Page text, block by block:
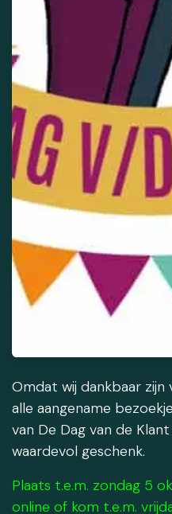
Omdat wij dankbaar
alle aangename
van De Dag van de
waardevol geschenk.
Plaats t.e.m. zondag 5
online of kom t.e.m.